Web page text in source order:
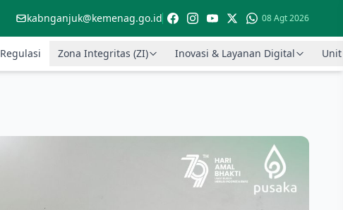
kabnganjuk@kemenag.go.id 08 Agt 2026
Regulasi Zona Integritas (ZI) Inovasi & Layanan Digital